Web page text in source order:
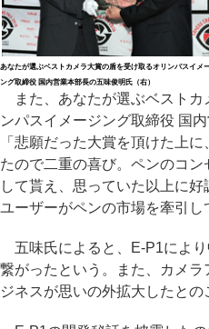
あなたが選ぶベストカメラ大賞の盾を受け取るオリンパスイメ
ング取締役 国内営業本部長の五味俊明氏（右）
また、あなたが選ぶベストカ
ンパスイメージング取締役 国
「悲願だった大賞を頂けた上
たので二重の喜び。ペンのコ
して貰え、思っていた以上に
ユーザーがペンの市場を牽引し
五味氏によると、E-P1によ
繋がったという。また、カメ
ジネスが思いの外拡大したとの